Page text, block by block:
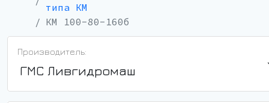
типа КМ
КМ 100-80-160б
Производитель:
ГМС Ливгидромаш